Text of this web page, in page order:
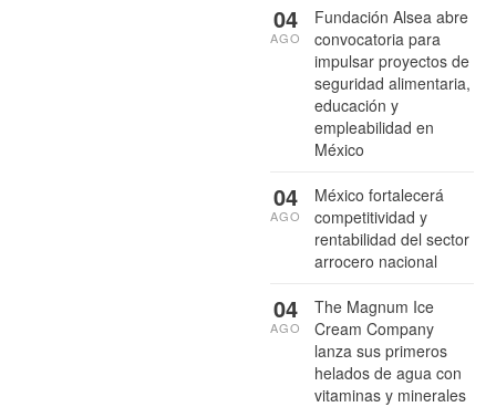
Fundación Alsea abre
convocatoria para
impulsar proyectos de
seguridad alimentaria,
educación y
empleabilidad en
México
04
AGO
México fortalecerá
competitividad y
rentabilidad del sector
arrocero nacional
04
AGO
The Magnum Ice
Cream Company
lanza sus primeros
helados de agua con
vitaminas y minerales
04
AGO